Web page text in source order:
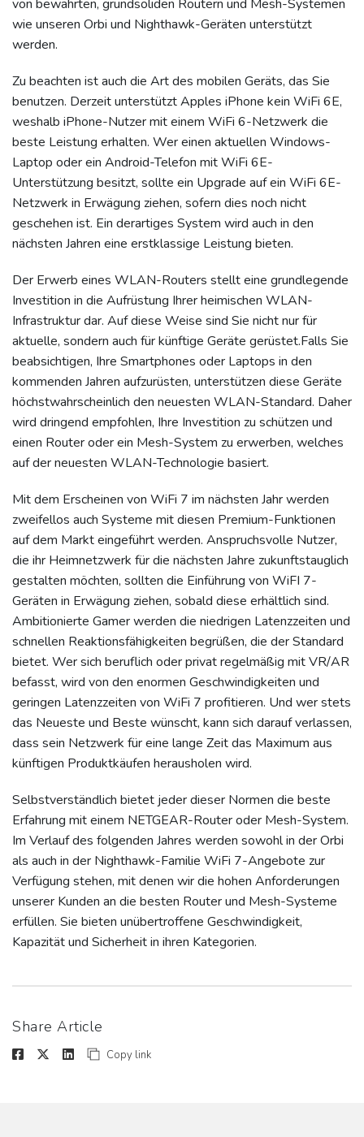
von bewährten, grundsoliden Routern und Mesh-Systemen
wie unseren Orbi und Nighthawk-Geräten unterstützt
werden.
Zu beachten ist auch die Art des mobilen Geräts, das Sie
benutzen. Derzeit unterstützt Apples iPhone kein WiFi 6E,
weshalb iPhone-Nutzer mit einem WiFi 6-Netzwerk die
beste Leistung erhalten. Wer einen aktuellen Windows-
Laptop oder ein Android-Telefon mit WiFi 6E-
Unterstützung besitzt, sollte ein Upgrade auf ein WiFi 6E-
Netzwerk in Erwägung ziehen, sofern dies noch nicht
geschehen ist. Ein derartiges System wird auch in den
nächsten Jahren eine erstklassige Leistung bieten.
Der Erwerb eines WLAN-Routers stellt eine grundlegende
Investition in die Aufrüstung Ihrer heimischen WLAN-
Infrastruktur dar. Auf diese Weise sind Sie nicht nur für
aktuelle, sondern auch für künftige Geräte gerüstet.Falls Sie
beabsichtigen, Ihre Smartphones oder Laptops in den
kommenden Jahren aufzurüsten, unterstützen diese Geräte
höchstwahrscheinlich den neuesten WLAN-Standard. Daher
wird dringend empfohlen, Ihre Investition zu schützen und
einen Router oder ein Mesh-System zu erwerben, welches
auf der neuesten WLAN-Technologie basiert.
Mit dem Erscheinen von WiFi 7 im nächsten Jahr werden
zweifellos auch Systeme mit diesen Premium-Funktionen
auf dem Markt eingeführt werden. Anspruchsvolle Nutzer,
die ihr Heimnetzwerk für die nächsten Jahre zukunftstauglich
gestalten möchten, sollten die Einführung von WiFI 7-
Geräten in Erwägung ziehen, sobald diese erhältlich sind.
Ambitionierte Gamer werden die niedrigen Latenzzeiten und
schnellen Reaktionsfähigkeiten begrüßen, die der Standard
bietet. Wer sich beruflich oder privat regelmäßig mit VR/AR
befasst, wird von den enormen Geschwindigkeiten und
geringen Latenzzeiten von WiFi 7 profitieren. Und wer stets
das Neueste und Beste wünscht, kann sich darauf verlassen,
dass sein Netzwerk für eine lange Zeit das Maximum aus
künftigen Produktkäufen herausholen wird.
Selbstverständlich bietet jeder dieser Normen die beste
Erfahrung mit einem NETGEAR-Router oder Mesh-System.
Im Verlauf des folgenden Jahres werden sowohl in der Orbi
als auch in der Nighthawk-Familie WiFi 7-Angebote zur
Verfügung stehen, mit denen wir die hohen Anforderungen
unserer Kunden an die besten Router und Mesh-Systeme
erfüllen. Sie bieten unübertroffene Geschwindigkeit,
Kapazität und Sicherheit in ihren Kategorien.
Share Article
Copy link